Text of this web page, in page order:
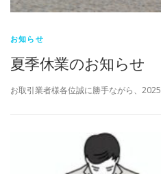
お知らせ
夏季休業のお知らせ
お取引業者様各位誠に勝手ながら、